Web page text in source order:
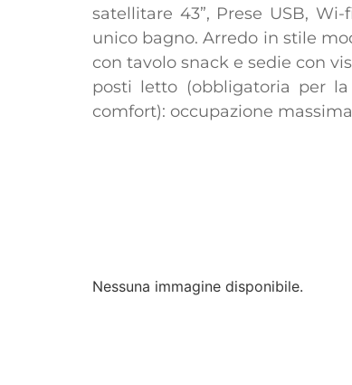
satellitare 43”, Prese USB,
unico bagno. Arredo in stile
con tavolo snack e sedie con
posti letto (obbligatoria per
comfort): occupazione
Nessuna immagine disponibile.